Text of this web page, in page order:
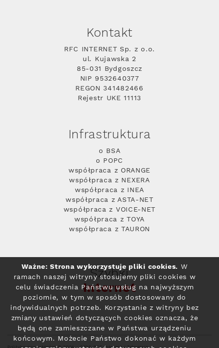
Kontakt
RFC INTERNET Sp. z o.o.
ul. Kujawska 2
85-031 Bydgoszcz
NIP 9532640377
REGON 341482466
Rejestr UKE 11113
Infrastruktura
o BSA
o POPC
współpraca z ORANGE
współpraca z NEXERA
współpraca z INEA
współpraca z ASTA-NET
współpraca z VOICE-NET
współpraca z TOYA
współpraca z TAURON
Szybki
Internet
Ważne: Strona wykorzystuje pliki cookies. W
ramach naszej witryny stosujemy pliki cookies w
celu świadczenia Państwu usług na najwyższym
poziomie, w tym w sposób dostosowany do
indywidualnych potrzeb. Korzystanie z witryny bez
zmiany ustawień dotyczących cookies oznacza, że
będą one zamieszczane w Państwa urządzeniu
końcowym. Możecie Państwo dokonać w każdym